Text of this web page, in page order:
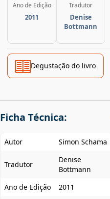
Ano de Edição
2011
Tradutor
Denise
Bottmann
Degustação do livro
Ficha Técnica:
Autor Simon Schama
Tradutor
Denise
Bottmann
Ano de Edição
2011